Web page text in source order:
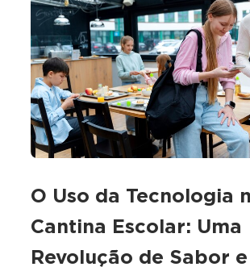
O Uso da Tecnologia
Cantina Escolar: Uma
Revolução de Sabor e